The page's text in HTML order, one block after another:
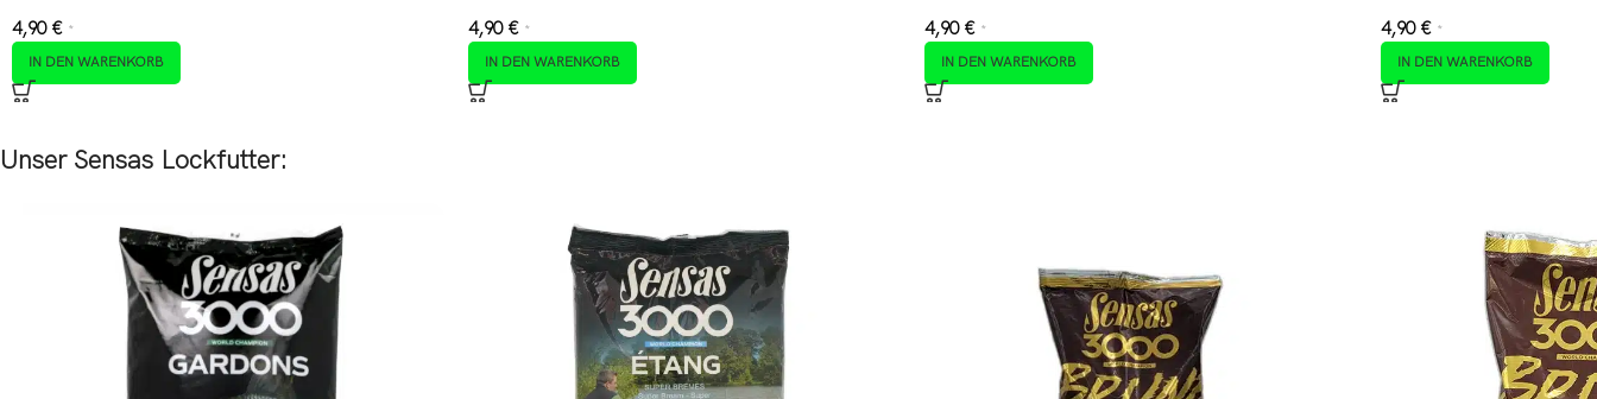
4,90 € *
IN DEN WARENKORB
4,90 € *
IN DEN WARENKORB
4,90 € *
IN DEN WARENKORB
4,90 € *
IN DEN WARENKORB
Unser Sensas Lockfutter: